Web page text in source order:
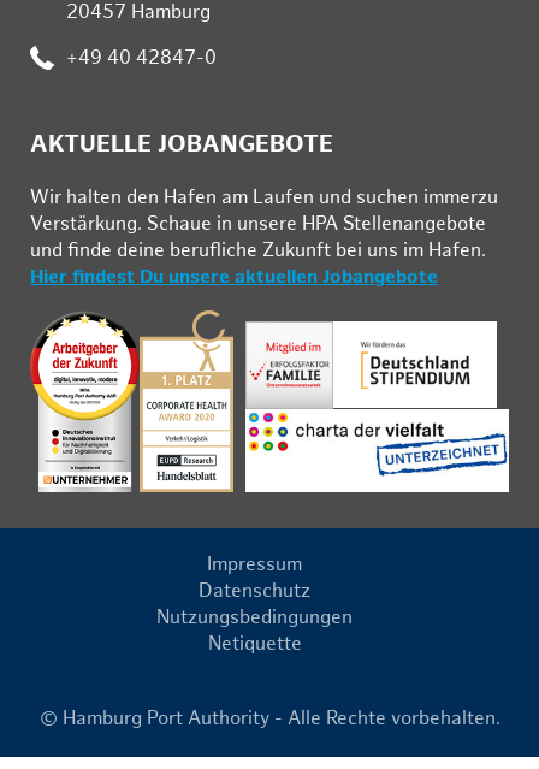
20457 Hamburg
Telefon:
+49 40 42847-0
AKTUELLE JOBANGEBOTE
Wir hal­ten den Ha­fen am Lau­fen und su­chen im­mer­zu
Ver­stär­kung. Schau­e in un­se­re HPA Stel­len­an­ge­bo­te
und fin­de deine be­ruf­li­che Zu­kunft bei uns im Ha­fen.
Hier findest Du unsere aktuellen Jobangebote
Impressum
Datenschutz
Nutzungsbedingungen
Netiquette
© Hamburg Port Authority - Alle Rechte vorbehalten.